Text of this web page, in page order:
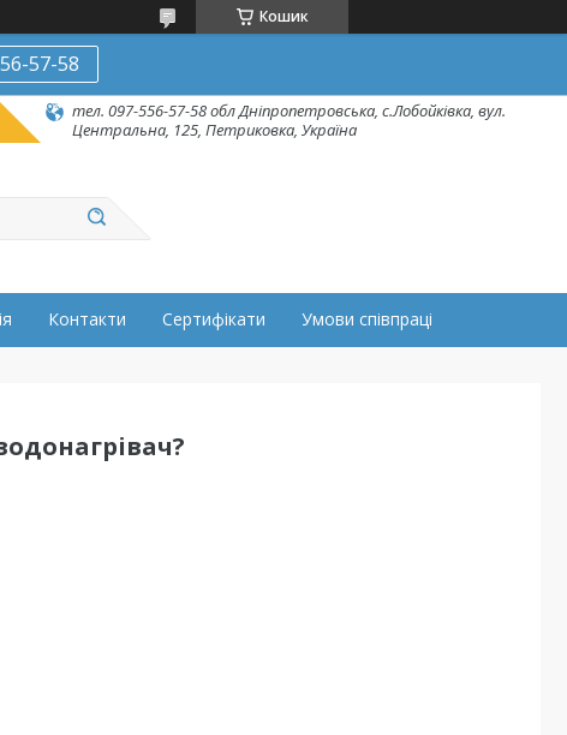
Кошик
57-58
тел. 097-556-57-58 обл Дніпропетровська, с.Лобойківка, вул.
Центральна, 125, Петриковка, Україна
Контакти Сертифікати Умови співпраці